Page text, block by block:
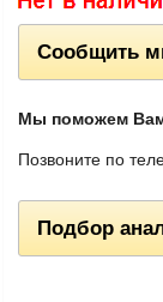
Сообщить
Мы поможем
Позвоните по
Подбор